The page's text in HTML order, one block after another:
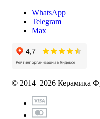
WhatsApp
Telegram
Max
© 2014–2026 Керамика